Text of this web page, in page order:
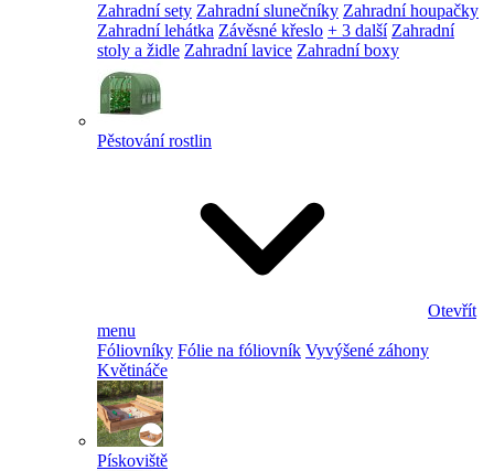
Zahradní sety Zahradní slunečníky Zahradní houpačky
Zahradní lehátka Závěsné křeslo + 3 další Zahradní
stoly a židle Zahradní lavice Zahradní boxy
Pěstování rostlin
Otevřít
menu
Fóliovníky Fólie na fóliovník Vyvýšené záhony
Květináče
Pískoviště